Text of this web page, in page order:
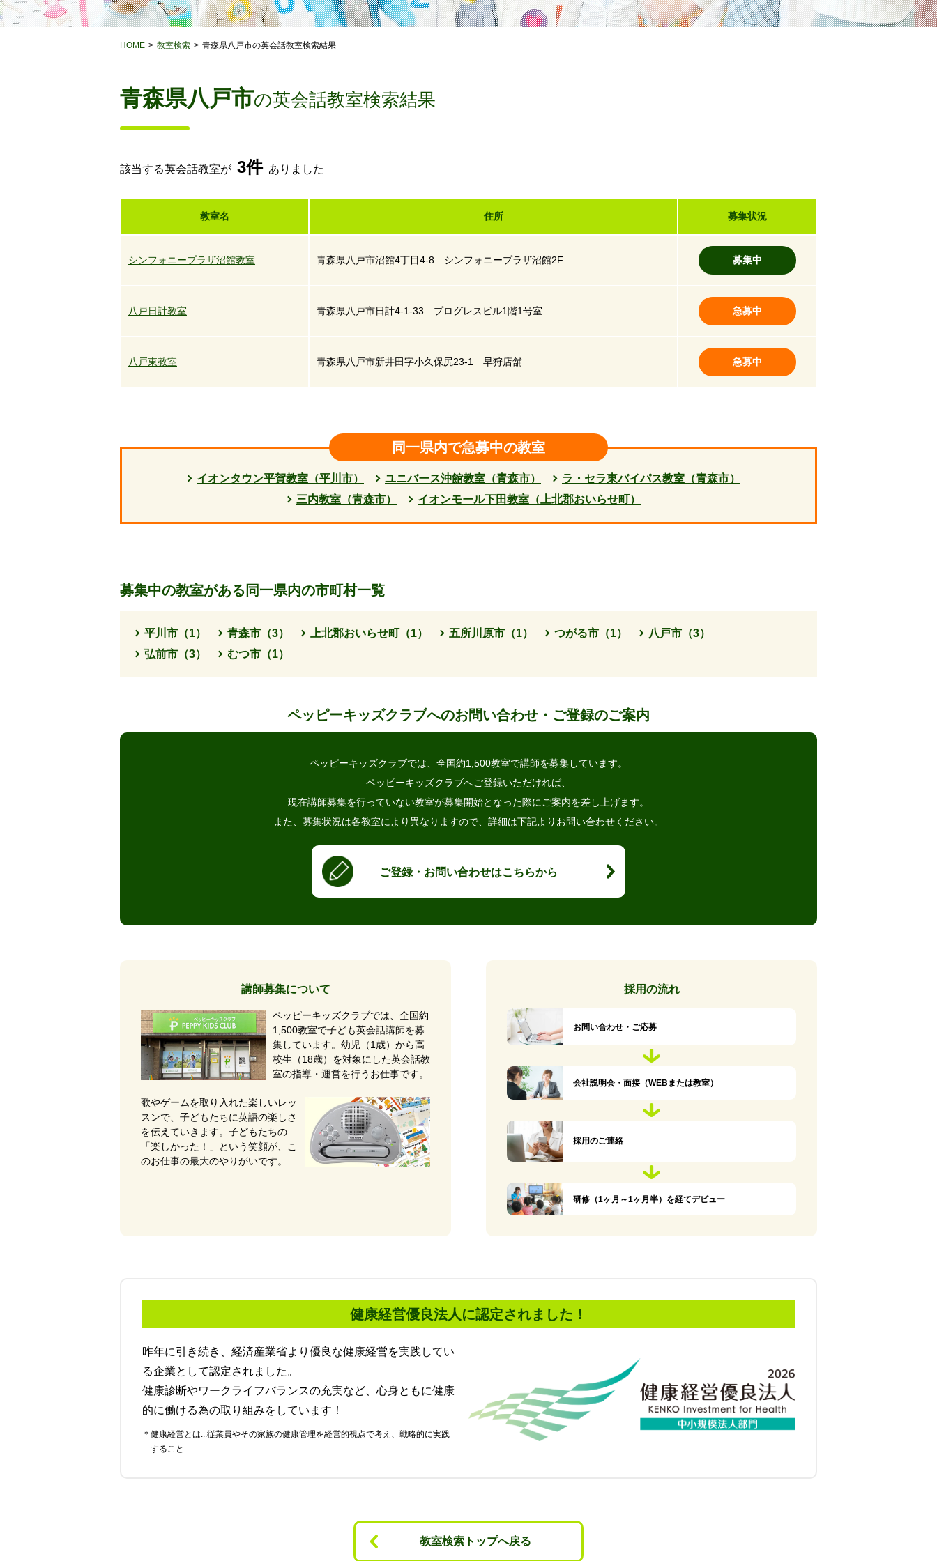
HOME 教室検索 青森県八戸市の英会話教室検索結果
青森県八戸市の英会話教室検索結果
該当する英会話教室が 3件 ありました
教室名 住所 募集状況
シンフォニープラザ沼館教室 青森県八戸市沼館4丁目4-8 シンフォニープラザ沼館2F 募集中
八戸日計教室 青森県八戸市日計4-1-33 プログレスビル1階1号室 急募中
八戸東教室 青森県八戸市新井田字小久保尻23-1 早狩店舗 急募中
同一県内で急募中の教室
イオンタウン平賀教室（平川市） ユニバース沖館教室（青森市）
ラ・セラ東バイパス教室（青森市）
三内教室（青森市）
イオンモール下田教室（上北郡おいらせ町）
募集中の教室がある同一県内の市町村一覧
平川市（1） 青森市（3） 上北郡おいらせ町（1） 五所川原市（1） つがる市（1）
八戸市（3）
弘前市（3）
むつ市（1）
ペッピーキッズクラブへのお問い合わせ・ご登録のご案内
ペッピーキッズクラブでは、 全国約1,500教室で講師を募集しています。
ペッピーキッズクラブへご登録いただければ、
現在講師募集を行っていない教室が募集開始となった際にご案内を差し上げます。
また、募集状況は各教室により異なりますので、 詳細は下記よりお問い合わせください。
ご登録・お問い合わせはこちらから
講師募集について
ペッピーキッズクラブでは、全国約
1,500教室で子ども英会話講師を募
集しています。幼児（1歳）から高
校生（18歳）を対象にした英会話教
室の指導・運営を行うお仕事です。
歌やゲームを取り入れた楽しいレッ
スンで、子どもたちに英語の楽しさ
を伝えていきます。子どもたちの
「楽しかった！」という笑顔が、こ
のお仕事の最大のやりがいです。
採用の流れ
お問い合わせ・ご応募
会社説明会・面接（WEBまたは教室）
採用のご連絡
研修（1ヶ月～1ヶ月半）を経てデビュー
健康経営優良法人に認定されました！
昨年に引き続き、経済産業省より優良な健康経営を実践してい
る企業として認定されました。
健康診断やワークライフバランスの充実など、心身ともに健康
的に働ける為の取り組みをしています！
＊健康経営とは...従業員やその家族の健康管理を経営的視点で考え、戦略的に実践
すること
教室検索トップへ戻る